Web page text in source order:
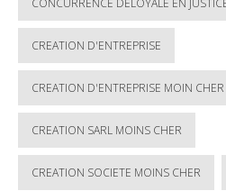
CONCURRENCE DÉLOYALE EN
CREATION D'ENTREPRISE
CREATION D'ENTREPRISE MOIN CHER
CREATION SARL MOINS CHER
CREATION SOCIETE MOINS CHER